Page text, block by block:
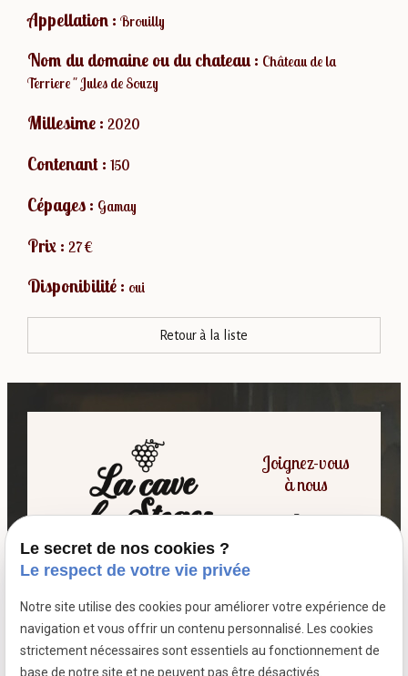
Appellation : Brouilly
Nom du domaine ou du chateau : Château de la
Terriere " Jules de Souzy
Millesime : 2020
Contenant : 150
Cépages : Gamay
Prix : 27 €
Disponibilité : oui
Retour à la liste
Siret :39799787500026
Joignez-vous
à nous
7 passage fleuri
- 59380 SOCX
Le secret de nos cookies ?
Le respect de votre vie privée
Notre site utilise des cookies pour améliorer votre expérience de
navigation et vous offrir un contenu personnalisé. Les cookies
strictement nécessaires sont essentiels au fonctionnement de
base de notre site et ne peuvent pas être désactivés.